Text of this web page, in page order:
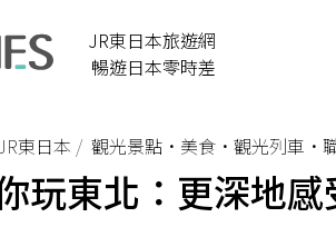
JR東日本旅遊網
暢遊日本零時差
東日本 觀光景點•美食•觀光列車•
玩東北：更深地感